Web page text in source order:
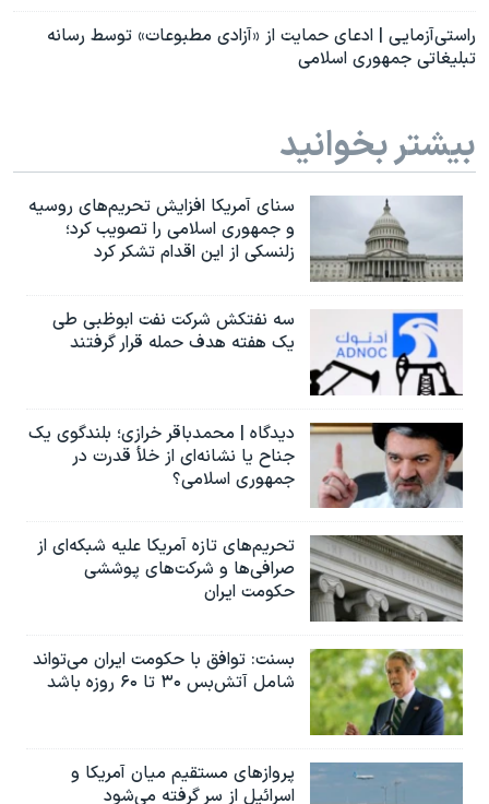
راستی‌آزمایی | ادعای حمایت از «آزادی‌ مطبوعات» توسط رسانه
تبلیغاتی جمهوری اسلامی
بیشتر بخوانید
سنای آمریکا افزایش تحریم‌های روسیه
و جمهوری اسلامی را تصویب کرد؛
زلنسکی از این اقدام تشکر کرد
سه نفتکش شرکت نفت ابوظبی طی
یک هفته هدف حمله قرار گرفتند
دیدگاه | محمدباقر خرازی؛ بلندگوی یک
جناح یا نشانه‌ای از خلأ قدرت در
جمهوری اسلامی؟
تحریم‌های تازه آمریکا علیه شبکه‌ای از
صرافی‌ها و شرکت‌های پوششی
حکومت ایران
بسنت: توافق با حکومت ایران می‌تواند
شامل آتش‌بس ۳۰ تا ۶۰ روزه باشد
پروازهای مستقیم میان آمریکا و
اسرائیل از سر گرفته می‌شود